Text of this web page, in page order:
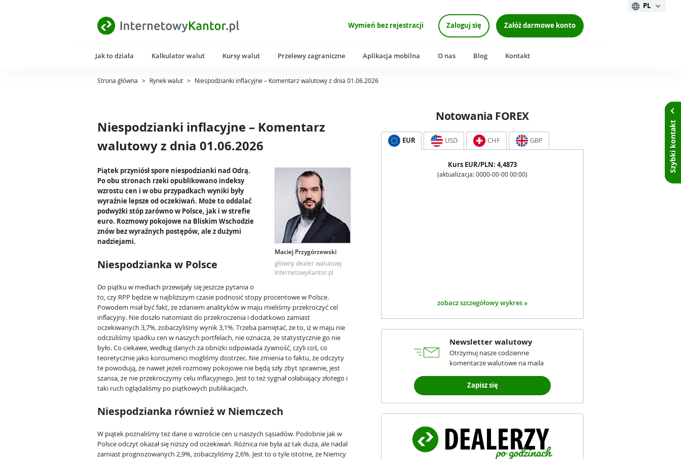
Wymień bez rejestracji Zaloguj się Załóż darmowe konto
PL
Jak to działa Kalkulator walut Kursy walut Przelewy zagraniczne Aplikacja mobilna O nas Blog Kontakt
Strona główna > Rynek walut > Niespodzianki inflacyjne – Komentarz walutowy z dnia 01.06.2026
Niespodzianki inflacyjne – Komentarz
walutowy z dnia 01.06.2026
Maciej Przygórzewski
główny dealer walutowy
InternetowyKantor.pl
Piątek przyniósł spore niespodzianki nad Odrą.
Po obu stronach rzeki opublikowano indeksy
wzrostu cen i w obu przypadkach wyniki były
wyraźnie lepsze od oczekiwań. Może to oddalać
podwyżki stóp zarówno w Polsce, jak i w strefie
euro. Rozmowy pokojowe na Bliskim Wschodzie
znów bez wyraźnych postępów, ale z dużymi
nadziejami.
Niespodzianka w Polsce
Do piątku w mediach przewijały się jeszcze pytania o
to, czy RPP będzie w najbliższym czasie podnosić stopy procentowe w Polsce.
Powodem miał być fakt, że zdaniem analityków w maju mieliśmy przekroczyć cel
inflacyjny. Nie doszło natomiast do przekroczenia i dodatkowo zamiast
oczekiwanych 3,7%, zobaczyliśmy wynik 3,1%. Trzeba pamiętać, że to, iż w maju nie
odczuliśmy spadku cen w naszych portfelach, nie oznacza, że statystycznie go nie
było. Co ciekawe, według danych za obniżki odpowiada żywność, czyli coś, co
teoretycznie jako konsumenci mogliśmy dostrzec. Nie zmienia to faktu, że odczyty
te powodują, że nawet jeżeli rozmowy pokojowe nie będą szły zbyt sprawnie, jest
szansa, że nie przekroczymy celu inflacyjnego. Jest to też sygnał osłabiający złotego i
taki ruch oglądaliśmy po piątkowych publikacjach.
Niespodzianka również w Niemczech
W piątek poznaliśmy też dane o wzroście cen u naszych sąsiadów. Podobnie jak w
Polsce odczyt okazał się niższy od oczekiwań. Różnica nie była aż tak duża, ale nadal
zamiast prognozowanych 2,9%, zobaczyliśmy 2,6%. Jest to o tyle istotne, że Niemcy
Notowania FOREX
EUR USD CHF GBP
Kurs EUR/PLN: 4,4873
(aktualizacja: 0000-00-00 00:00)
zobacz szczegółowy wykres »
Newsletter walutowy
Otrzymuj nasze codzienne
komentarze walutowe na maila
Zapisz się
Szybki kontakt